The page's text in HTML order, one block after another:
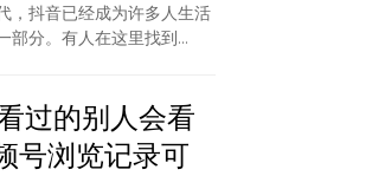
，抖音已经成为许多人生活
部分。有人在这里找到...
过的别人会看
号浏览记录可